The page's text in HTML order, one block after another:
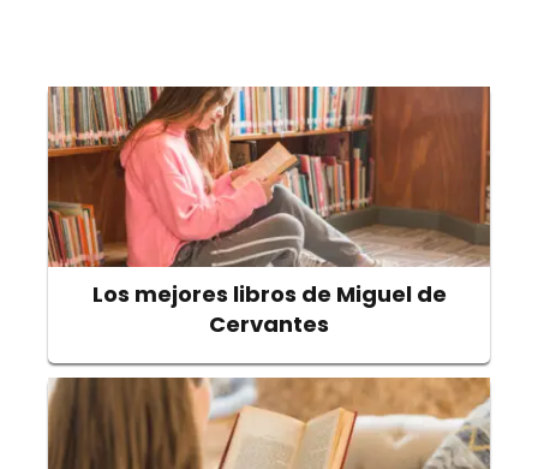
Los mejores libros de Miguel de
Cervantes